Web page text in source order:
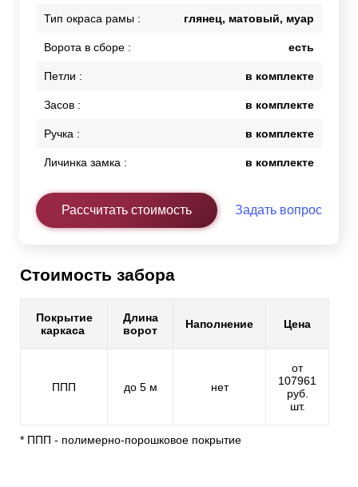
Тип окраса рамы : глянец, матовый, муар
Ворота в сборе : есть
Петли : в комплекте
Засов : в комплекте
Ручка : в комплекте
Личинка замка : в комплекте
Рассчитать стоимость Задать вопрос
Стоимость забора
Покрытие
каркаса
Длина
ворот
Наполнение Цена
ППП до 5 м нет
от
107961
руб.
шт.
* ППП - полимерно-порошковое покрытие